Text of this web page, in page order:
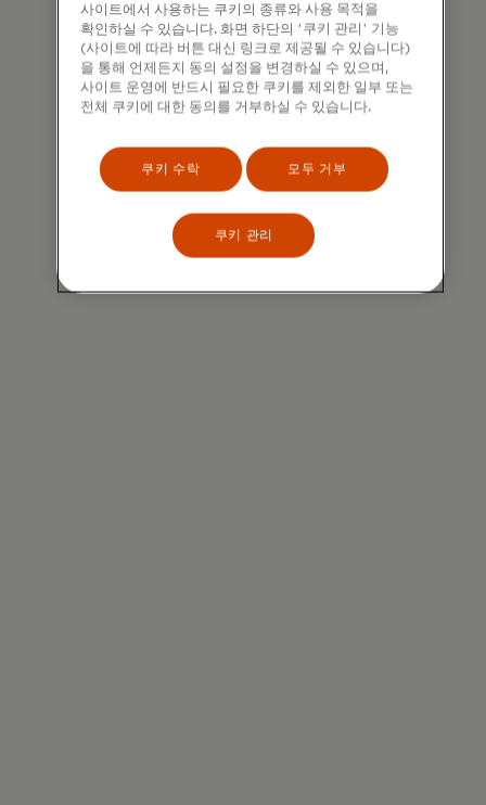
사이트에서 사용하는 쿠키의 종류와 사용 목적을
확인하실 수 있습니다. 화면 하단의 '쿠키 관리' 기능
(사이트에 따라 버튼 대신 링크로 제공될 수 있습니다)
을 통해 언제든지 동의 설정을 변경하실 수 있으며,
사이트 운영에 반드시 필요한 쿠키를 제외한 일부 또는
전체 쿠키에 대한 동의를 거부하실 수 있습니다.
쿠키 수락 모두 거부
쿠키 관리